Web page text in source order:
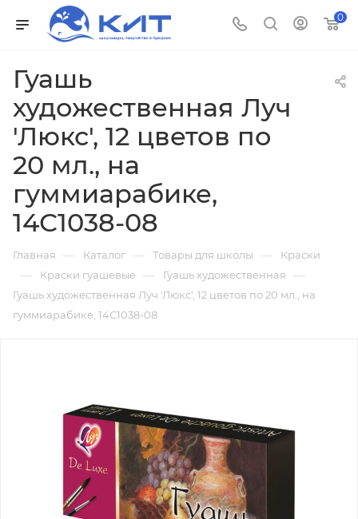
0
Гуашь
художественная Луч
'Люкс', 12 цветов по
20 мл., на
гуммиарабике,
14С1038-08
Главная — Каталог — Товары для школы — Краски
— Краски гуашевые — Гуашь художественная —
Гуашь художественная Луч 'Люкс', 12 цветов по 20 мл., на
гуммиарабике, 14С1038-08